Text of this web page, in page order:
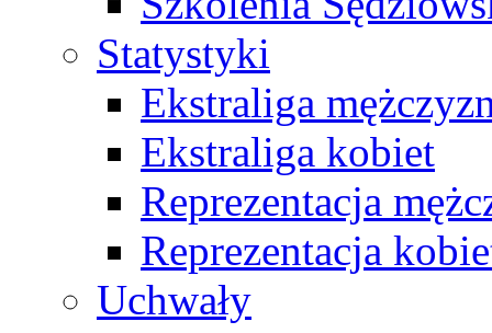
Statystyki
Ekstraliga
Ekstraliga kobiet
Reprezentacja
Reprezentacja
Uchwały